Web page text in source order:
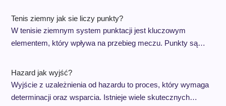
Tenis ziemny jak sie liczy punkty?
W tenisie ziemnym system punktacji jest kluczowym
elementem, który wpływa na przebieg meczu. Punkty są…
Hazard jak wyjść?
Wyjście z uzależnienia od hazardu to proces, który wymaga
determinacji oraz wsparcia. Istnieje wiele skutecznych…